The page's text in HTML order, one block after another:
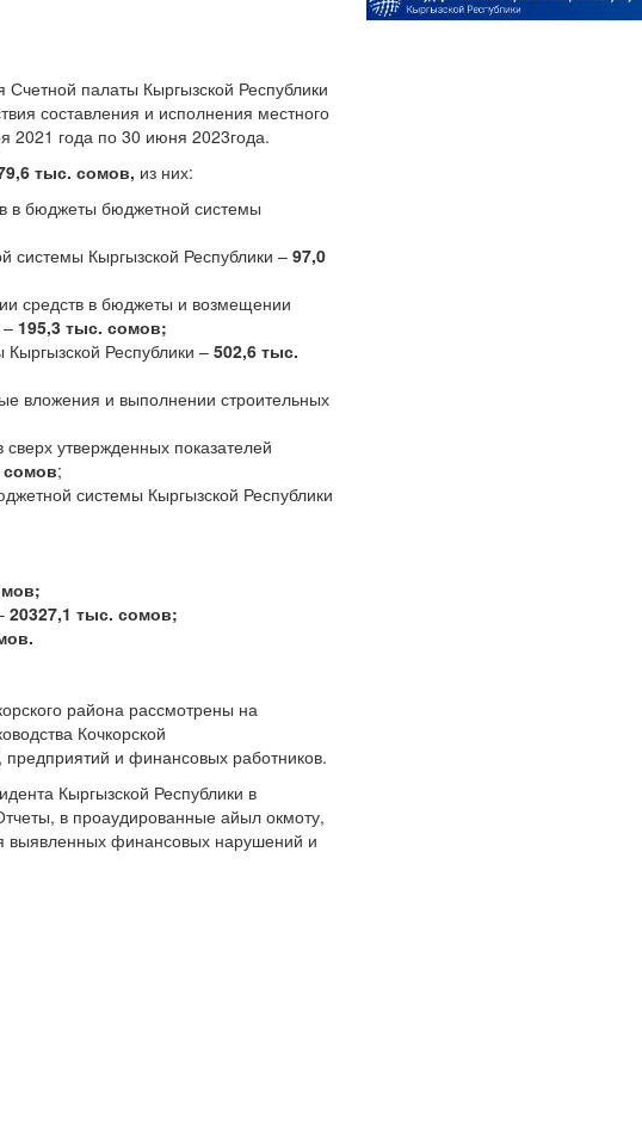
палаты Кыргызской Республики
составления и исполнения местного
2021 года по 30 июня 2023года.
тыс. сомов, из них:
в бюджеты бюджетной системы
системы Кыргызской Республики –97,0
средств в бюджеты и возмещении
195,3 тыс. сомов;
Республики – 502,6 тыс.
вложения и выполнении строительных
утвержденных показателей
сомов;
системы Кыргызской Республики
20327,1 тыс. сомов;
района рассмотрены на
Кочкорской
и финансовых работников.
Кыргызской Республики в
в проаудированные айыл окмоту,
выявленных финансовых нарушений и